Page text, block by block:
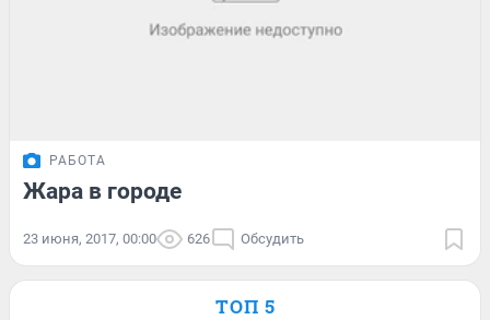
РАБОТА
Жара в городе
23 июня, 2017, 00:00 626 Обсудить
ТОП 5